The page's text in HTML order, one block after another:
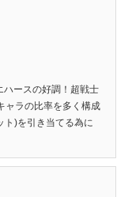
ハースの好調！超戦士
ャラの比率を多く構成
ト)を引き当てる為に